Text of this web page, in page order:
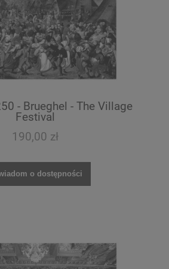
- Brueghel - The Village
Festival
190,00 zł
o dostępności